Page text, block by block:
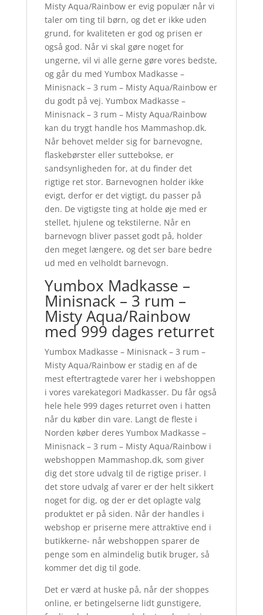
Misty Aqua/Rainbow er evig populær når vi
taler om ting til børn, og det er ikke uden
grund, for kvaliteten er god og prisen er
også god. Når vi skal gøre noget for
ungerne, vil vi alle gerne gøre vores bedste,
og går du med Yumbox Madkasse –
Minisnack – 3 rum – Misty Aqua/Rainbow er
du godt på vej. Yumbox Madkasse –
Minisnack – 3 rum – Misty Aqua/Rainbow
kan du trygt handle hos Mammashop.dk.
Når behovet melder sig for barnevogne,
flaskebørster eller suttebokse, er
sandsynligheden for, at du finder det
rigtige ret stor. Barnevognen holder ikke
evigt, derfor er det vigtigt, du passer på
den. De vigtigste ting at holde øje med er
stellet, hjulene og tekstilerne. Når en
barnevogn bliver passet godt på, holder
den meget længere, og det ser bare bedre
ud med en velholdt barnevogn.
Yumbox Madkasse –
Minisnack – 3 rum –
Misty Aqua/Rainbow
med 999 dages returret
Yumbox Madkasse – Minisnack – 3 rum –
Misty Aqua/Rainbow er stadig en af de
mest eftertragtede varer her i webshoppen
i vores varekategori Madkasser. Du får også
hele hele 999 dages returret oven i hatten
når du køber din vare. Langt de fleste i
Norden køber deres Yumbox Madkasse –
Minisnack – 3 rum – Misty Aqua/Rainbow i
webshoppen Mammashop.dk, som giver
dig det store udvalg til de rigtige priser. I
det store udvalg af varer er der helt sikkert
noget for dig, og der er det oplagte valg
produktet er på siden. Når der handles i
webshop er priserne mere attraktive end i
butikkerne- når webshoppen sparer de
penge som en almindelig butik bruger, så
kommer det dig til gode.
Det er værd at huske på, når der shoppes
online, er betingelserne lidt gunstigere,